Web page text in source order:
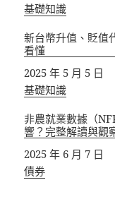
關於
基礎知識
新台幣升值、貶值
看懂
日期
2025 年 5 月 5 日
關於
基礎知識
非農就業數據（
響？完整解讀與觀
日期
2025 年 6 月 7 日
關於
債券